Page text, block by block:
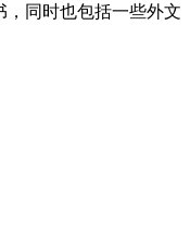
同时也包括一些外文